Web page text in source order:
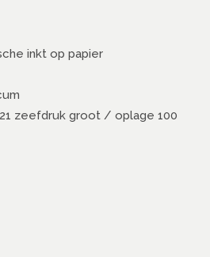
inkt op papier
zeefdruk groot / oplage 100